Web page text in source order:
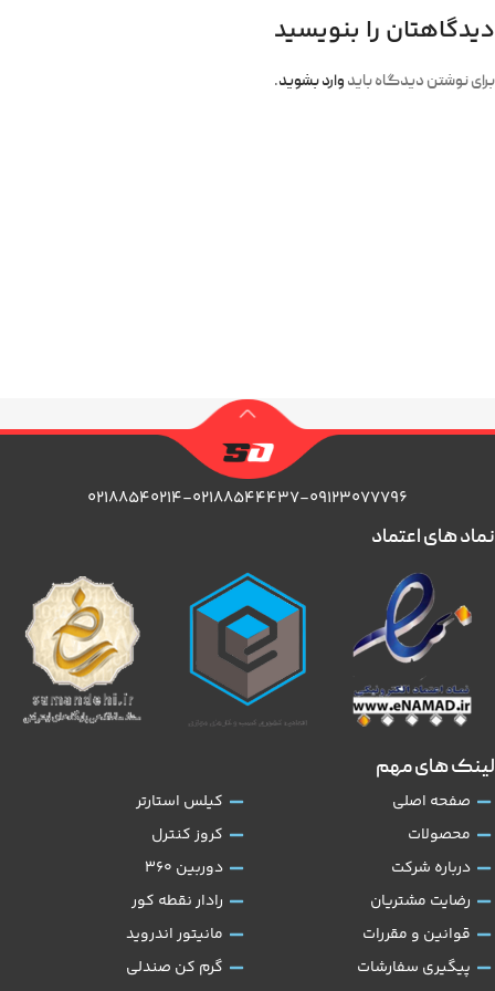
دیدگاهتان را بنویسید
برای نوشتن دیدگاه باید وارد بشوید.
۰۲۱۸۸۵۴۰۲۱۴-۰۲۱۸۸۵۴۴۴۳۷-۰۹۱۲۳۰۷۷۷۹۶
لینک های مهم
صفحه اصلی
محصولات
درباره شرکت
رضایت مشتریان
قوانین و مقررات
پیگیری سفارشات
کیلس استارتر
کروز کنترل
دوربین 360
رادار نقطه کور
مانیتور اندروید
گرم کن صندلی
نماد های اعتماد